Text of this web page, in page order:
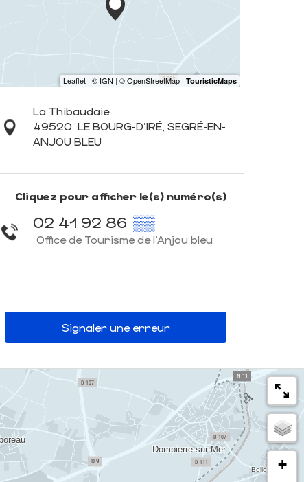
La Thibaudaie
49520 LE BOURG-D'IRÉ, SEGRÉ-EN-
ANJOU BLEU
Cliquez pour afficher le(s) numéro(s)
02 41 92 86 ▒▒
Office de Tourisme de l'Anjou bleu
Signaler une erreur
+